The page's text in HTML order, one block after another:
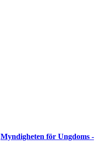
Myndigheten för Ungdoms -